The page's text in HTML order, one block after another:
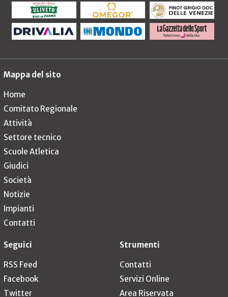
Mappa del sito
Home
Comitato Regionale
Attività
Settore tecnico
Scuole Atletica
Giudici
Società
Notizie
Impianti
Contatti
Seguici
RSS Feed
Facebook
Twitter
Strumenti
Contatti
Servizi Online
Area Riservata